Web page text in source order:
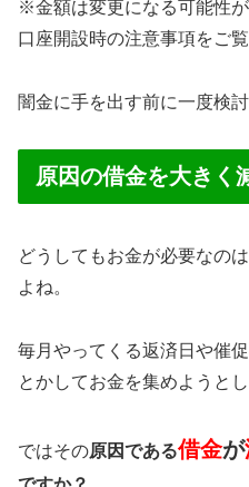
※金額は変更になる可能性
口座開設時の注意事項をご
闇金に手を出す前に一度検
原因の借金を大きく
どうしてもお金が必要なの
よね。
毎月やってくる返済日や催
とかしてお金を集めようと
ではその原因である借金が